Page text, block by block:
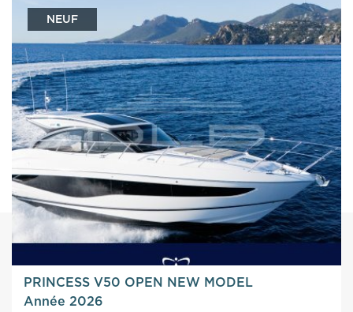
NEUF
PRINCESS V50 OPEN NEW MODEL
Année 2026